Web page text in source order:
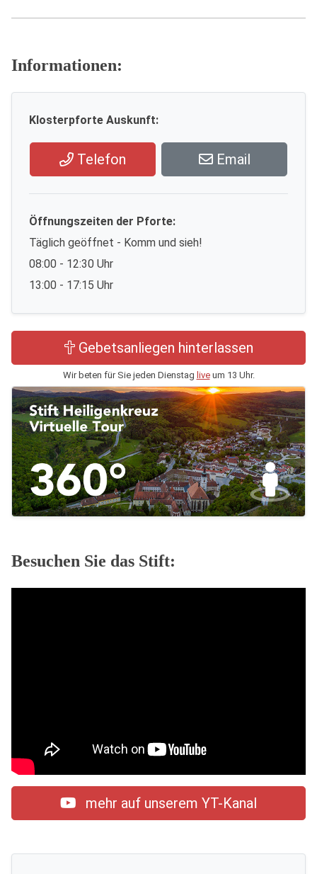
Informationen:
Klosterpforte Auskunft:
Telefon Email
Öffnungszeiten der Pforte:
Täglich geöffnet - Komm und sieh!
08:00 - 12:30 Uhr
13:00 - 17:15 Uhr
Gebetsanliegen hinterlassen
Wir beten für Sie jeden Dienstag liveum 13 Uhr.
Besuchen Sie das Stift:
mehr auf unserem YT-Kanal